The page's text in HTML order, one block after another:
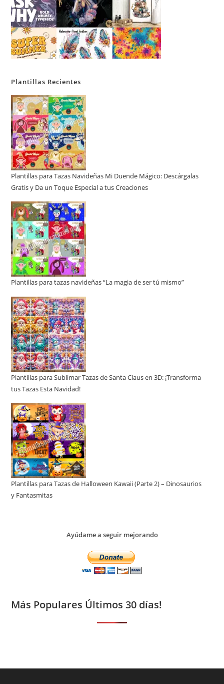
Plantillas Recientes
Plantillas para Tazas Navideñas Mi Duende Mágico: Descárgalas
Gratis y Da un Toque Especial a tus Creaciones
Plantillas para tazas navideñas “La magia de ser tú mismo”
Plantillas para Sublimar Tazas de Santa Claus en 3D: ¡Transforma
tus Tazas Esta Navidad!
Plantillas para Tazas de Halloween Kawaii (Parte 2) – Dinosaurios
y Fantasmitas
Ayúdame a seguir mejorando
Más Populares Últimos 30 días!